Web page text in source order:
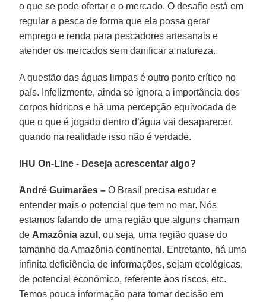
o que se pode ofertar e o mercado. O desafio está em
regular a pesca de forma que ela possa gerar
emprego e renda para pescadores artesanais e
atender os mercados sem danificar a natureza.
A questão das águas limpas é outro ponto crítico no
país. Infelizmente, ainda se ignora a importância dos
corpos hídricos e há uma percepção equivocada de
que o que é jogado dentro d’água vai desaparecer,
quando na realidade isso não é verdade.
IHU On-Line - Deseja acrescentar algo?
André Guimarães – O Brasil precisa estudar e
entender mais o potencial que tem no mar. Nós
estamos falando de uma região que alguns chamam
de Amazônia azul , ou seja, uma região quase do
tamanho da Amazônia continental. Entretanto, há uma
infinita deficiência de informações, sejam ecológicas,
de potencial econômico, referente aos riscos, etc.
Temos pouca informação para tomar decisão em